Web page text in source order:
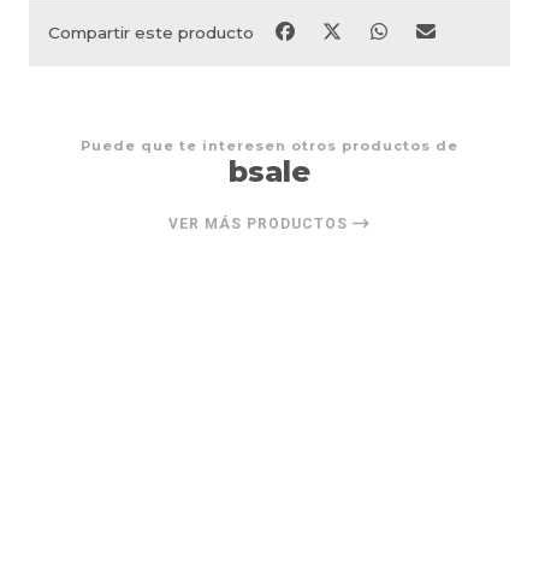
Compartir este producto
Puede que te interesen otros productos de
bsale
VER MÁS PRODUCTOS